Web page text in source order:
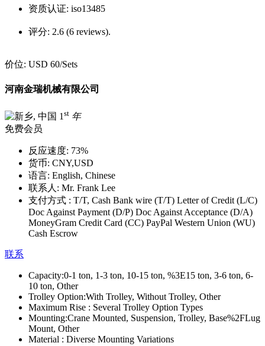
资质认证: iso13485
评分: 2.6 (6 reviews).
价位: USD 60/Sets
河南金瑞机械有限公司
1 st 年
免费会员
反应速度: 73%
货币: CNY,USD
语言: English, Chinese
联系人: Mr. Frank Lee
支付方式 : T/T, Cash Bank wire (T/T) Letter of Credit (L/C)
Doc Against Payment (D/P) Doc Against Acceptance (D/A)
MoneyGram Credit Card (CC) PayPal Western Union (WU)
Cash Escrow
联系
Capacity:0-1 ton, 1-3 ton, 10-15 ton, %3E15 ton, 3-6 ton, 6-
10 ton, Other
Trolley Option:With Trolley, Without Trolley, Other
Maximum Rise : Several Trolley Option Types
Mounting:Crane Mounted, Suspension, Trolley, Base%2FLug
Mount, Other
Material : Diverse Mounting Variations